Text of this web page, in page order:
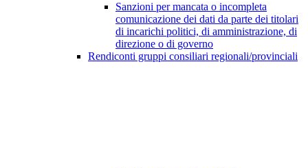
Sanzioni per mancata o incompleta
comunicazione dei dati da parte dei titolari
di incarichi politici, di amministrazione, di
direzione o di governo
Rendiconti gruppi consiliari regionali/provinciali